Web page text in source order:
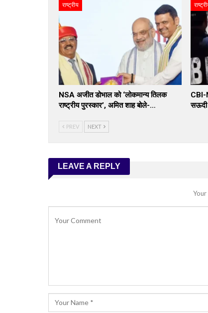
राष्ट्रीय
NSA अजीत डोभाल को ‘लोकमान्य तिलक
राष्ट्रीय पुरस्कार’, अमित शाह बोले-…
CBI-
सऊदी
PREV NEXT
LEAVE A REPLY